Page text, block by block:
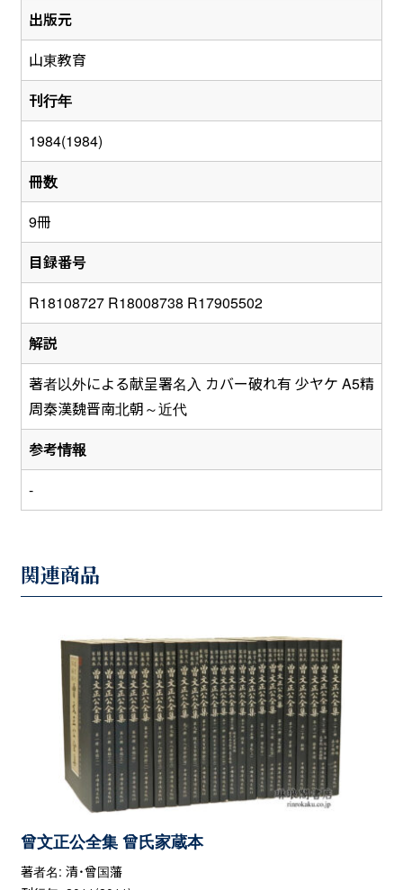
出版元
山東教育
刊行年
1984(1984)
冊数
9冊
目録番号
R18108727 R18008738 R17905502
解説
著者以外による献呈署名入 カバー破れ有 少ヤケ A5精
周秦漢魏晋南北朝～近代
参考情報
-
関連商品
曾文正公全集 曾氏家蔵本
著者名: 清・曾国藩